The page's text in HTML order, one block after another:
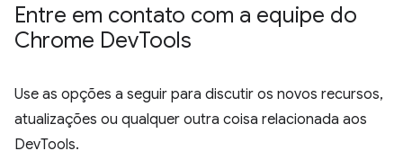
Entre em contato com a equipe do
Chrome DevTools
Use as opções a seguir para discutir os novos recursos,
atualizações ou qualquer outra coisa relacionada aos
DevTools.